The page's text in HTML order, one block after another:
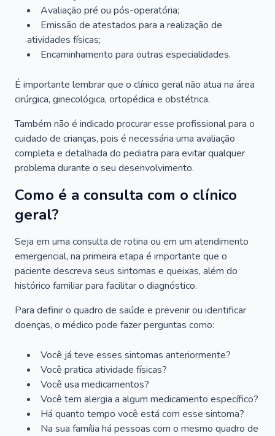
Avaliação pré ou pós-operatória;
Emissão de atestados para a realização de
atividades físicas;
Encaminhamento para outras especialidades.
É importante lembrar que o clínico geral não atua na área
cirúrgica, ginecológica, ortopédica e obstétrica.
Também não é indicado procurar esse profissional para o
cuidado de crianças, pois é necessária uma avaliação
completa e detalhada do pediatra para evitar qualquer
problema durante o seu desenvolvimento.
Como é a consulta com o clínico
geral?
Seja em uma consulta de rotina ou em um atendimento
emergencial, na primeira etapa é importante que o
paciente descreva seus sintomas e queixas, além do
histórico familiar para facilitar o diagnóstico.
Para definir o quadro de saúde e prevenir ou identificar
doenças, o médico pode fazer perguntas como:
Você já teve esses sintomas anteriormente?
Você pratica atividade físicas?
Você usa medicamentos?
Você tem alergia a algum medicamento específico?
Há quanto tempo você está com esse sintoma?
Na sua família há pessoas com o mesmo quadro de